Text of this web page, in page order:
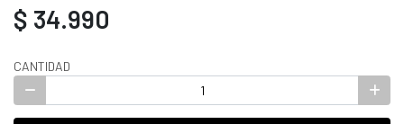
$ 34.990
CANTIDAD